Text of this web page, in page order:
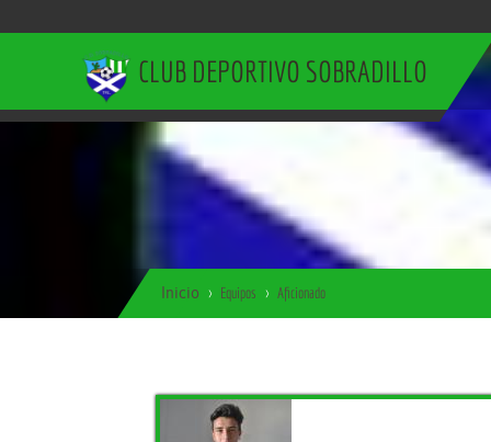
CLUB DEPORTIVO SOBRADILLO
Inicio Equipos Aficionado